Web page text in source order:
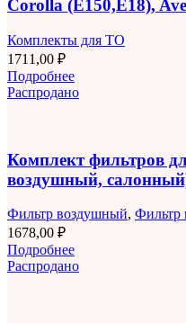
Corolla (E150,E18),
Комплекты для ТО
1711,00 ₽
Подробнее
Распродано
Комплект фильтров
воздушный,
Фильтр воздушный, Фильтр
1678,00 ₽
Подробнее
Распродано